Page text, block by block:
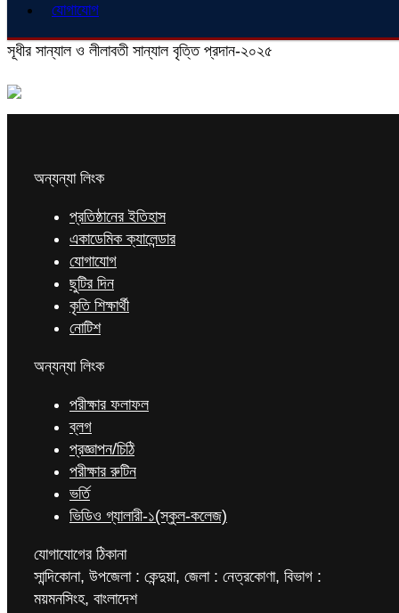
যোগাযোগ
সূধীর সান্যাল ও লীলাবতী সান্যাল বৃত্তি প্রদান-২০২৫
অন্যন্যা লিংক
প্রতিষ্ঠানের ইতিহাস
একাডেমিক ক্যালেন্ডার
যোগাযোগ
ছুটির দিন
কৃতি শিক্ষার্থী
নোটিশ
অন্যন্যা লিংক
পরীক্ষার ফলাফল
ব্লগ
প্রজ্ঞাপন/চিঠি
পরীক্ষার রুটিন
ভর্তি
ভিডিও গ্যালারী-১(স্কুল-কলেজ)
যোগাযোগের ঠিকানা
সান্দিকোনা, উপজেলা : কেন্দুয়া, জেলা : নেত্রকোণা, বিভাগ :
ময়মনসিংহ, বাংলাদেশ